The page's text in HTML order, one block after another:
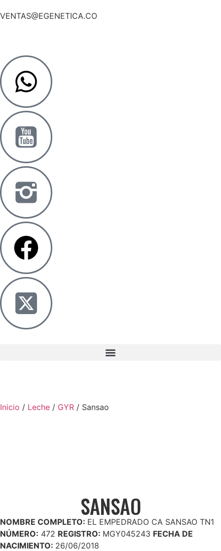
VENTAS@EGENETICA.CO
Inicio / Leche / GYR / Sansao
SANSAO
NOMBRE COMPLETO: EL EMPEDRADO CA SANSAO TN1
NÚMERO: 472 REGISTRO: MGY045243 FECHA DE
NACIMIENTO: 26/06/2018